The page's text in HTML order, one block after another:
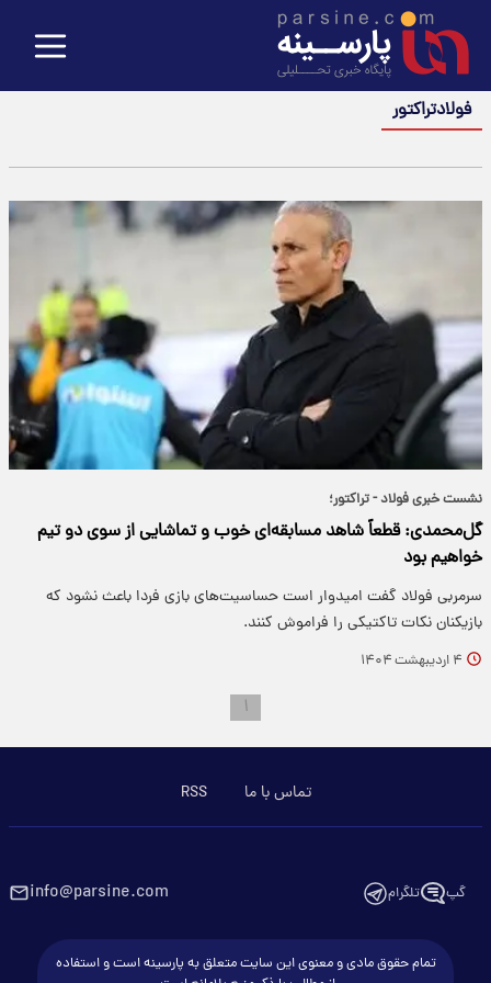
فولادتراکتور
نشست خبری فولاد - تراکتور؛
گل‌محمدی: قطعاً شاهد مسابقه‌ای خوب و تماشایی از سوی دو تیم
خواهیم بود
سرمربی فولاد گفت امیدوار است حساسیت‌های بازی فردا باعث نشود که
بازیکنان نکات تاکتیکی را فراموش کنند.
۴ اردیبهشت ۱۴۰۴
۱
تماس با ما RSS
گپ تلگرام info@parsine.com
تمام حقوق مادی و معنوی این سایت متعلق به پارسینه است و استفاده